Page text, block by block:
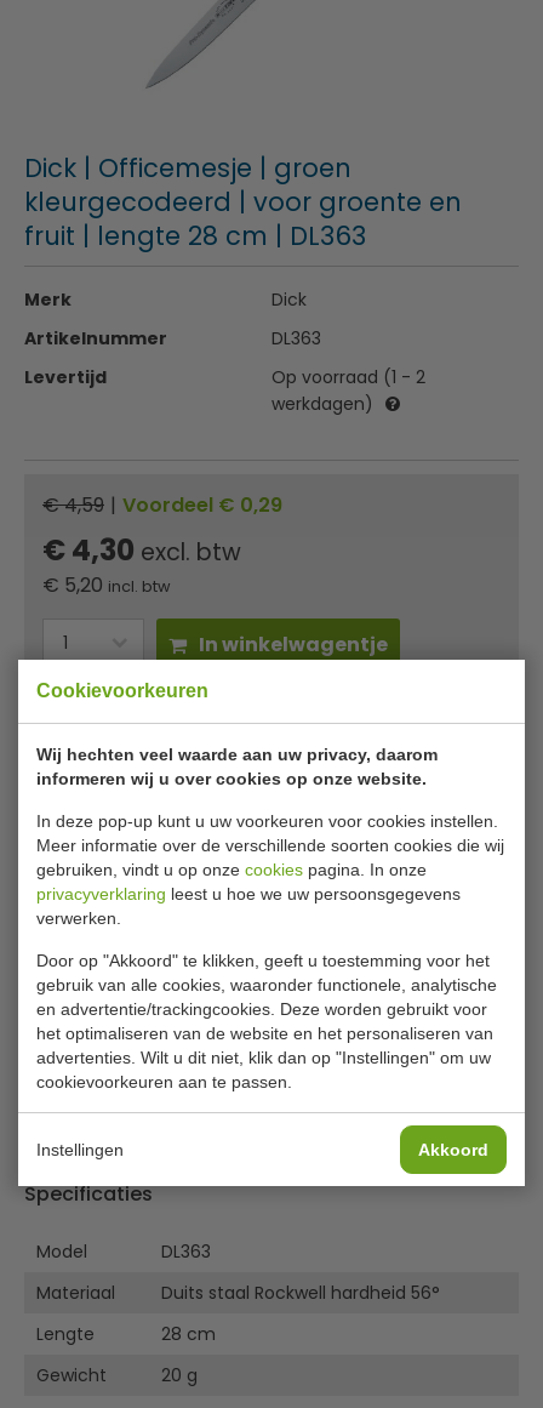
Cookievoorkeuren
Wij hechten veel waarde aan uw privacy, daarom
informeren wij u over cookies op onze website.
In deze pop-up kunt u uw voorkeuren voor cookies instellen.
Meer informatie over de verschillende soorten cookies die wij
gebruiken, vindt u op onze cookies pagina. In onze
privacyverklaring leest u hoe we uw persoonsgegevens
verwerken.
Door op "Akkoord" te klikken, geeft u toestemming voor het
gebruik van alle cookies, waaronder functionele, analytische
en advertentie/trackingcookies. Deze worden gebruikt voor
het optimaliseren van de website en het personaliseren van
advertenties. Wilt u dit niet, klik dan op "Instellingen" om uw
cookievoorkeuren aan te passen.
Instellingen Akkoord
Dick | Officemesje | groen
kleurgecodeerd | voor groente en
fruit | lengte 28 cm | DL363
Merk
Dick
Artikelnummer
DL363
Levertijd
Op voorraad (1 - 2
werkdagen)
€ 4,59 | Voordeel € 0,29
€ 4,30 excl. btw
€ 5,20 incl. btw
In winkelwagentje
Ofbetaal1,73in 3 termijnen
✔ Gratis verzending* ✔ 24 uur levering ✔ Laagste
Dick PRO dynamic
HACCP officemesje groen DL363
Premium kwaliteit, Pro Dynamic HACCP officemes van
Dick, ontworpen voor gebruik in iedere keuken. Met een
hoogwaardige kwaliteit lemmet en een solide, hygiënisch,
kleurgecodeerd heft ter preventie van
voedselcontaminatie.
Zeer scherp mes gemaakt van premium kwaliteit Duits
Perfect voor gebruik in elke keuken
Hygiënisch, solide kunststof heft
fruit
Specificaties
Model
DL363
Materiaal
Duits staal Rockwell hardheid 56°
Lengte
28 cm
Gewicht
20 g